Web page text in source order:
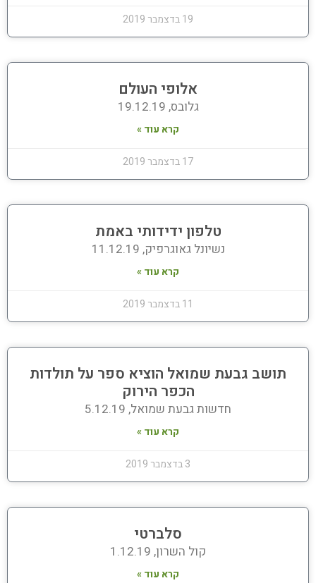
19 בדצמבר 2019
אלופי העולם
גלובס, 19.12.19
קרא עוד »
17 בדצמבר 2019
טלפון ידידותי באמת
נשיונל גאוגרפיק, 11.12.19
קרא עוד »
11 בדצמבר 2019
תושב גבעת שמואל הוציא ספר על תולדות
הכפר הירוק
חדשות גבעת שמואל, 5.12.19
קרא עוד »
3 בדצמבר 2019
סלברטי
קול השרון, 1.12.19
קרא עוד »